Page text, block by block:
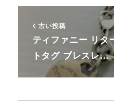
古い投稿
ティファニー リタ
トタグ ブレスレ…